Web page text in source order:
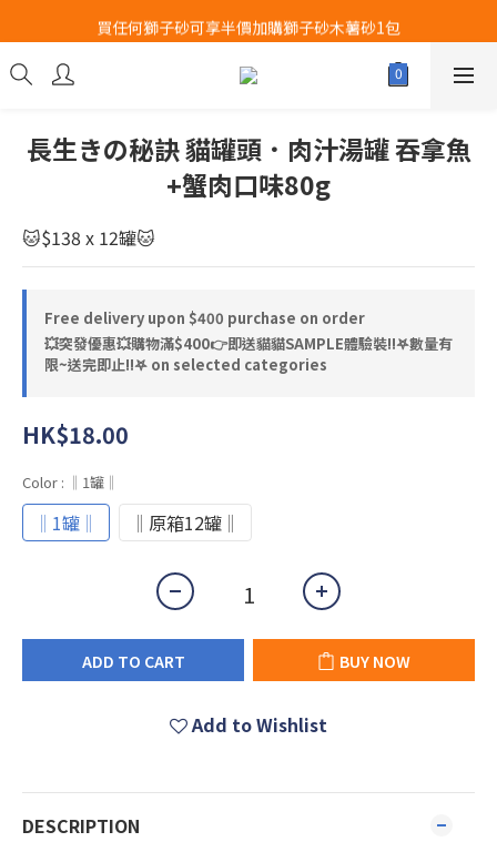
Airbuggy 全線現貨8折！立即點擊火速搶購
買任何獅子砂可享半價加購獅子砂木薯砂1包
Airbuggy 全線現貨8折！立即點擊火速搶購
長生きの秘訣 貓罐頭．肉汁湯罐 吞拿魚
+蟹肉口味80g
🐱$138 x 12罐🐱
Free delivery upon $400 purchase on order
💥突發優惠💥購物滿$400👉即送貓貓SAMPLE體驗裝‼️𖤐數量有
限~送完即止!!𖤐 on selected categories
HK$18.00
Color : ‖1罐‖
‖1罐‖ ‖原箱12罐‖
ADD TO CART BUY NOW
Add to Wishlist
DESCRIPTION